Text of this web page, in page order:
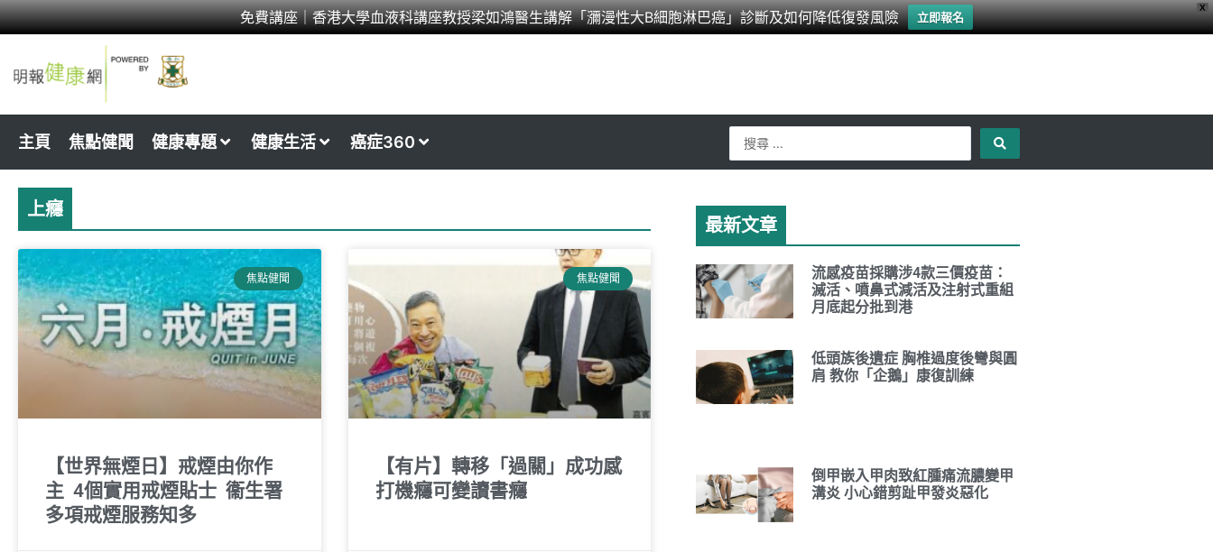
X
免費講座｜香港大學血液科講座教授梁如鴻醫生講解「瀰漫性大B細胞淋巴癌」診斷及如何降低復發風險 立即報名
Skip
to
content
主頁 焦點健聞 健康專題 健康生活 癌症360
Search
...
上癮
焦點健聞
【世界無煙日】戒煙由你作
主 4個實用戒煙貼士 衞生署
多項戒煙服務知多
焦點健聞
【有片】轉移「過關」成功感
打機癮可變讀書癮
最新文章
流感疫苗採購涉4款三價疫苗：
滅活、噴鼻式減活及注射式重組
月底起分批到港
低頭族後遺症 胸椎過度後彎與圓
肩 教你「企鵝」康復訓練
倒甲嵌入甲肉致紅腫痛流膿變甲
溝炎 小心錯剪趾甲發炎惡化